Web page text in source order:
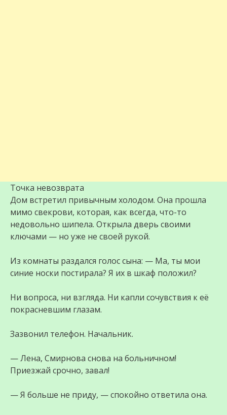
Точка невозврата
Дом встретил привычным холодом. Она прошла
мимо свекрови, которая, как всегда, что-то
недовольно шипела. Открыла дверь своими
ключами — но уже не своей рукой.
Из комнаты раздался голос сына: — Ма, ты мои
синие носки постирала? Я их в шкаф положил?
Ни вопроса, ни взгляда. Ни капли сочувствия к её
покрасневшим глазам.
Зазвонил телефон. Начальник.
— Лена, Смирнова снова на больничном!
Приезжай срочно, завал!
— Я больше не приду, — спокойно ответила она.